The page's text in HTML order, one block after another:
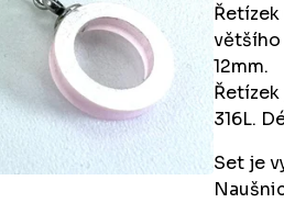
většího
12mm.
316L.
Set je